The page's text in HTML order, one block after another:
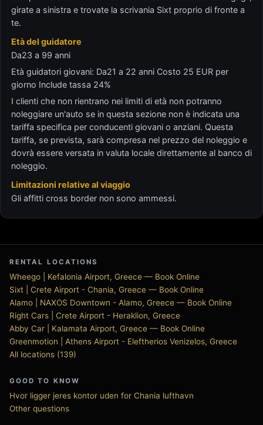
girate a sinistra e trovate la scrivania Sixt proprio di fronte a
te.
Età del guidatore
Da23 a 99 anni
Età guidatori giovani: Da21 a 22 anni Costo 25 EUR per
giorno Include tassa 24%
I clienti che non rientrano nei limiti di età non potranno
noleggiare un'auto se in questa sezione non è indicata una
tariffa specifica per conducenti giovani o anziani. Questa
tariffa, se prevista, sarà compresa nel prezzo del noleggio e
dovrà essere versata in valuta locale direttamente al banco di
noleggio.
Limitazioni relative al viaggio
Gli affitti cross border non sono ammessi.
RENTAL LOCATIONS
Wheego | Kefalonia Airport, Greece — Book Online
Sixt | Crete Airport - Chania, Greece — Book Online
Alamo | NAXOS Downtown - Alamo, Greece — Book Online
Right Cars | Crete Airport - Heraklion, Greece
Abby Car | Kalamata Airport, Greece — Book Online
Greenmotion | Athens Airport - Eleftherios Venizelos, Greece
All locations (139)
GOOD TO KNOW
Hvor ligger jeres kontor uden for Chania lufthavn
Other questions